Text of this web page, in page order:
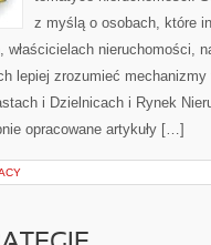
z myślą o osobach, które
właścicielach nieruchomości,
lepiej zrozumieć mechanizmy
i Dzielnicach i Rynek
opracowane artykuły […]